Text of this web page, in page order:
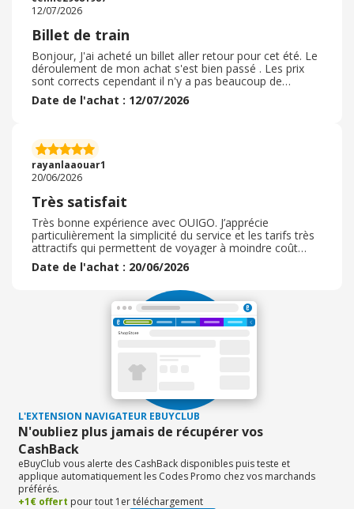
12/07/2026
Billet de train
Bonjour, J'ai acheté un billet aller retour pour cet été. Le
déroulement de mon achat s'est bien passé . Les prix
sont corrects cependant il n'y a pas beaucoup de
propositions de TGV dans la journée surtout en période
estivale . Le code promo via ebuyclub n'est pas passé et
acheter sur Ouigo. Concernant les enfants il nya rien
pour les occuper pendant le trajet. ( Écrans, activités...)
Les toilettes sont souvent bouchés .
Date de l'achat : 12/07/2026
rayanlaaouar1
20/06/2026
Très satisfait
Très bonne expérience avec OUIGO. J’apprécie
particulièrement la simplicité du service et les tarifs très
attractifs qui permettent de voyager à moindre coût
sans renoncer au confort. La réservation est facile et
rapide, et les informations concernant le voyage sont
entretenus et les trajets se déroulent généralement
dans de bonnes conditions. Le personnel est accueillant,
professionnel et disponible pour répondre aux questions
des voyageurs. Les horaires sont bien respectés et
excellente alternative pour voyager partout en France à
des prix abordables. C’est une solution pratique,
recommande vivement à tous ceux qui recherchent un
moyen de transport confortable et accessible.
Date de l'achat : 20/06/2026
L'EXTENSION NAVIGATEUR EBUYCLUB
N'oubliez plus jamais de récupérer vos
CashBack
eBuyClub vous alerte des CashBack disponibles puis teste et
applique automatiquement les Codes Promo chez vos marchands
préférés.
+1€ offert pour tout 1er téléchargement